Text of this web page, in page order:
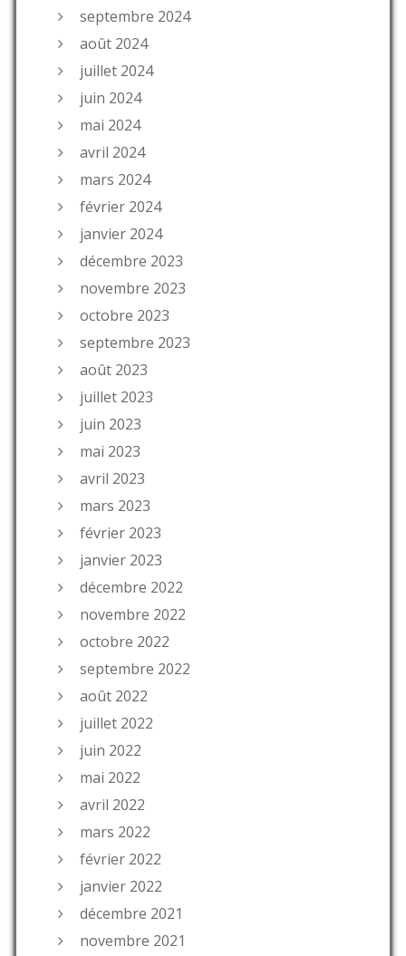
septembre 2024
août 2024
juillet 2024
juin 2024
mai 2024
avril 2024
mars 2024
février 2024
janvier 2024
décembre 2023
novembre 2023
octobre 2023
septembre 2023
août 2023
juillet 2023
juin 2023
mai 2023
avril 2023
mars 2023
février 2023
janvier 2023
décembre 2022
novembre 2022
octobre 2022
septembre 2022
août 2022
juillet 2022
juin 2022
mai 2022
avril 2022
mars 2022
février 2022
janvier 2022
décembre 2021
novembre 2021